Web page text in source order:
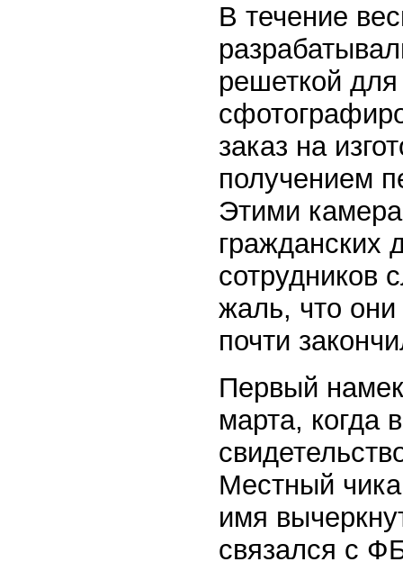
В течение
решеткой для
заказ на
получением
Этими
гражданских
сотрудников
жаль, что
почти
Первый
марта, когда
Местный
имя
связался с